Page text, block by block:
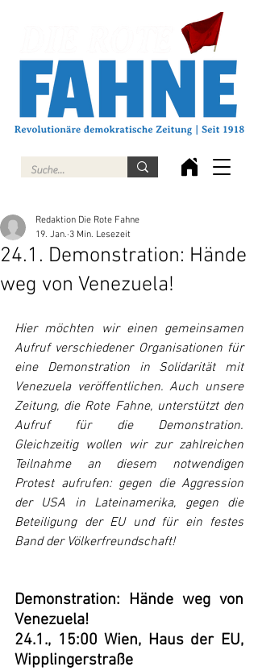
24.1. Demonstration: Hände
weg von Venezuela!
Redaktion Die Rote Fahne
19. Jan. 3 Min. Lesezeit
Hier möchten wir einen gemeinsamen
Aufruf verschiedener Organisationen für
eine Demonstration in Solidarität mit
Venezuela veröffentlichen. Auch unsere
Zeitung, die Rote Fahne, unterstützt den
Aufruf für die Demonstration.
Gleichzeitig wollen wir zur zahlreichen
Teilnahme an diesem notwendigen
Protest aufrufen: gegen die Aggression
der USA in Lateinamerika, gegen die
Beteiligung der EU und für ein festes
Band der Völkerfreundschaft!
Demonstration: Hände weg von
Venezuela!
24.1., 15:00 Wien, Haus der EU,
Wipplingerstraße